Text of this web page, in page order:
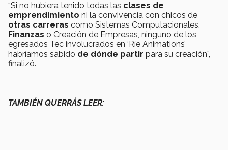
“Si no hubiera tenido todas las clases de
emprendimiento ni la convivencia con chicos de
otras carreras como Sistemas Computacionales,
Finanzas o Creación de Empresas, ninguno de los
egresados Tec involucrados en ‘Ríe Animations’
habríamos sabido de dónde partir para su creación”,
finalizó.
TAMBIÉN QUERRÁS LEER: